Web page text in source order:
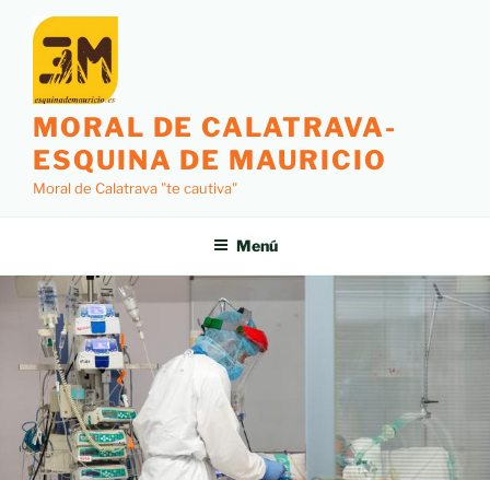
MORAL DE CALATRAVA-
ESQUINA DE MAURICIO
Moral de Calatrava "te cautiva"
Menú